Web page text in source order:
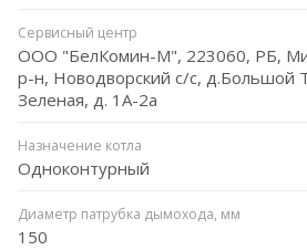
Сервисный центр
ООО "БелКомин-М", 223060, РБ,
р-н, Новодворский с/с, д.Большой
Зеленая, д. 1А-2а
Назначение котла
Одноконтурный
Диаметр патрубка дымохода, мм
150